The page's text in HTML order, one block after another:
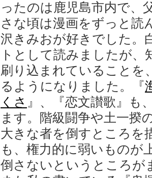
ったのは鹿児島市内で、
さな頃は漫画をずっと読
沢きみおが好きでした。
トとして読みましたが
刷り込まれていることを
るようになりました。『
くさ 』、『恋文讃歌』も
ます。階級闘争や土一揆
大きな者を倒すところを
も、権力的に弱いものが
倒さないというところが